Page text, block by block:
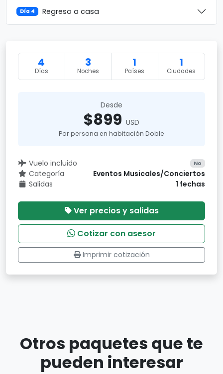
Día 4 Regreso a casa
4
Días
3
Noches
1
Países
1
Ciudades
Desde
$899 USD
Por persona en habitación Doble
Vuelo incluido No
Categoría
Eventos Musicales/Conciertos
Salidas
1 fechas
Ver precios y salidas
Cotizar con asesor
Imprimir cotización
Otros paquetes que te
pueden interesar